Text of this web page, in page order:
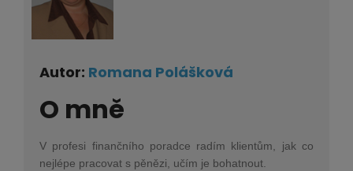
Autor: Romana Polášková
O mně
V profesi finančního poradce radím klientům, jak co
nejlépe pracovat s pěnězi, učím je bohatnout.